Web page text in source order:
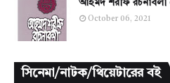
আহমদ শরীফ রচনাবলী
October 06, 2021
সিনেমা/নাটক/থিয়েটারের বই